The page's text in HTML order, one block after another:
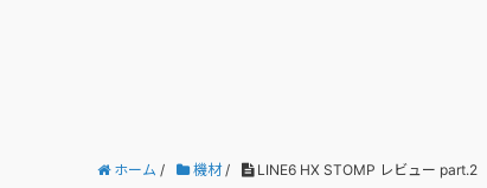
ホーム / 機材/ LINE6 HX STOMP レビュー part.2